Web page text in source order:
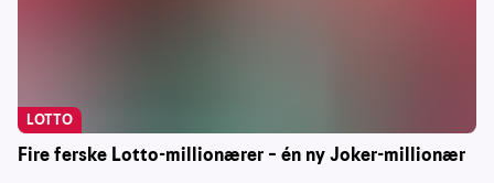
Fire ferske Lotto-millionærer – én ny Joker-millionær
LOTTO